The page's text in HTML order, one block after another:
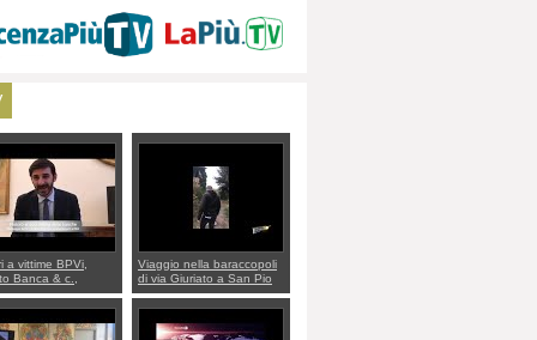
a vittime BPVi,
Banca & c.,
al sottosegretario
Villarosa: per
ordine convochi
Maio CNCU a
Viaggio nella baraccopoli
di via Giuriato a San Pio
X. Vicenza ai Vicentini:
“faremo un regalo di
Natale ai residenti”